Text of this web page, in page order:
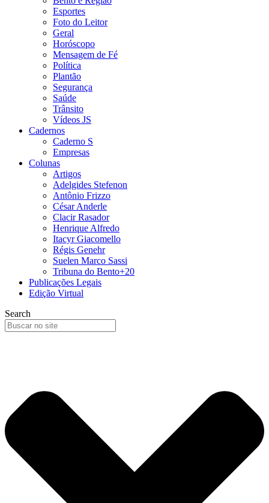
Esportes
Foto do Leitor
Geral
Horóscopo
Mensagem de Fé
Política
Plantão
Segurança
Saúde
Trânsito
Vídeos JS
Cadernos
Caderno S
Empresas
Colunas
Artigos
Adelgides Stefenon
Antônio Frizzo
César Anderle
Clacir Rasador
Henrique Alfredo
Itacyr Giacomello
Régis Genehr
Suelen Marco Sassi
Tribuna do Bento+20
Publicações Legais
Edição Virtual
Search